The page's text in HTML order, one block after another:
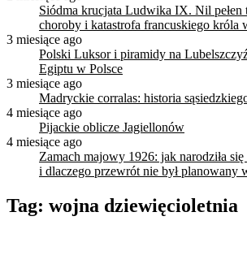
Siódma krucjata Ludwika IX. Nil pełen
choroby i katastrofa francuskiego króla
3 miesiące ago
Polski Luksor i piramidy na
Egiptu w Polsce
3 miesiące ago
Madryckie corralas: historia
4 miesiące ago
Pijackie oblicze Jagiellonów
4 miesiące ago
Zamach majowy 1926: jak narodziła się
i dlaczego przewrót nie był planowany
Tag: wojna dziewięcioletnia